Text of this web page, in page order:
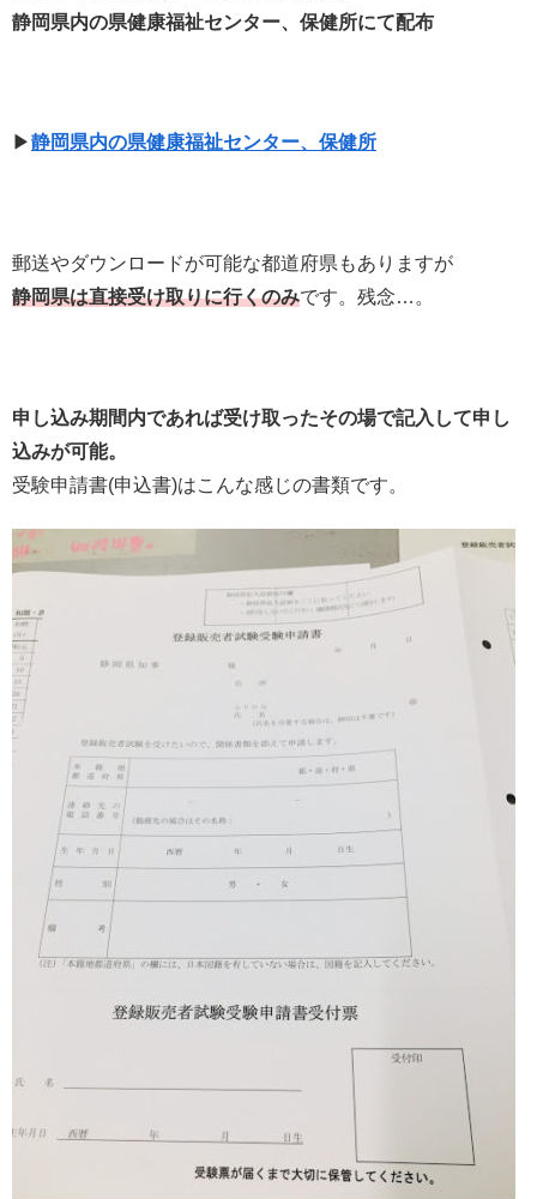
静岡県内の県健康福祉センター、保健所にて配布
▶静岡県内の県健康福祉センター、保健所
郵送やダウンロードが可能な都道府県もありますが
静岡県は直接受け取りに行くのみです。残念…。
申し込み期間内であれば受け取ったその場で記入して申し
込みが可能。
受験申請書(申込書)はこんな感じの書類です。